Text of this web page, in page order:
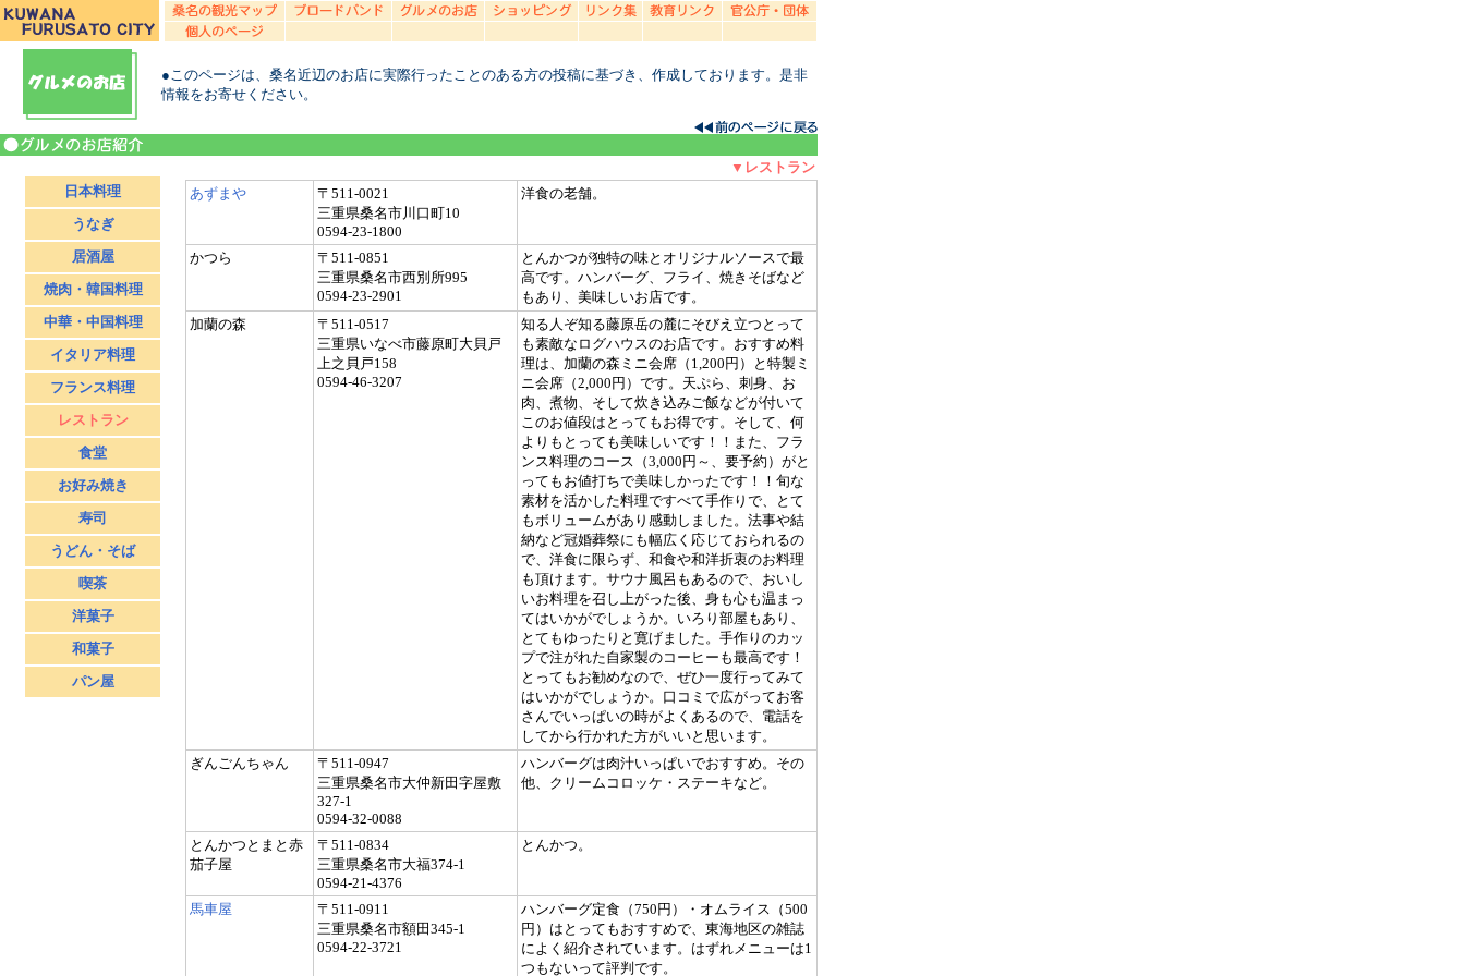
●このページは、桑名近辺のお店に実際行ったことのある方の投稿に基づき、作成しております。是非
情報をお寄せください。
日本料理
うなぎ
居酒屋
焼肉・韓国料理
中華・中国料理
イタリア料理
フランス料理
レストラン
食堂
お好み焼き
寿司
うどん・そば
喫茶
洋菓子
和菓子
パン屋
▼レストラン
あずまや
〒511-0021
三重県桑名市川口町10
0594-23-1800
洋食の老舗。
かつら
〒511-0851
三重県桑名市西別所995
0594-23-2901
とんかつが独特の味とオリジナルソースで最
高です。ハンバーグ、フライ、焼きそばなど
もあり、美味しいお店です。
加蘭の森
〒511-0517
三重県いなべ市藤原町大貝戸
上之貝戸158
0594-46-3207
知る人ぞ知る藤原岳の麓にそびえ立つとって
も素敵なログハウスのお店です。おすすめ料
理は、加蘭の森ミニ会席（1,200円）と特製ミ
ニ会席（2,000円）です。天ぷら、刺身、お
肉、煮物、そして炊き込みご飯などが付いて
このお値段はとってもお得です。そして、何
よりもとっても美味しいです！！また、フラ
ンス料理のコース（3,000円～、要予約）がと
ってもお値打ちで美味しかったです！！旬な
素材を活かした料理ですべて手作りで、とて
もボリュームがあり感動しました。法事や結
納など冠婚葬祭にも幅広く応じておられるの
で、洋食に限らず、和食や和洋折衷のお料理
も頂けます。サウナ風呂もあるので、おいし
いお料理を召し上がった後、身も心も温まっ
てはいかがでしょうか。いろり部屋もあり、
とてもゆったりと寛げました。手作りのカッ
プで注がれた自家製のコーヒーも最高です！
とってもお勧めなので、ぜひ一度行ってみて
はいかがでしょうか。口コミで広がってお客
さんでいっぱいの時がよくあるので、電話を
してから行かれた方がいいと思います。
ぎんごんちゃん
〒511-0947
三重県桑名市大仲新田字屋敷
327-1
0594-32-0088
ハンバーグは肉汁いっぱいでおすすめ。その
他、クリームコロッケ・ステーキなど。
とんかつとまと赤
茄子屋
〒511-0834
三重県桑名市大福374-1
0594-21-4376
とんかつ。
馬車屋
〒511-0911
三重県桑名市額田345-1
0594-22-3721
ハンバーグ定食（750円）・オムライス（500
円）はとってもおすすめで、東海地区の雑誌
によく紹介されています。はずれメニューは1
つもないって評判です。